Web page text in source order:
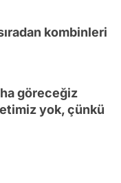
kombinleri
göreceğiz
yok, çünkü